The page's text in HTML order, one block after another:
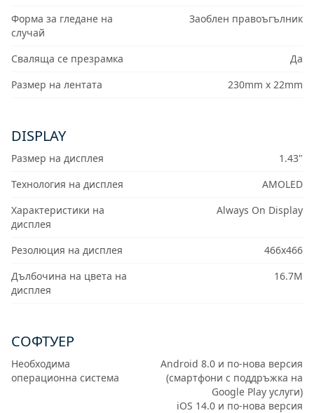
Форма за гледане на
случай
Заоблен правоъгълник
Сваляща се презрамка
Да
Размер на лентата
230mm x 22mm
DISPLAY
Размер на дисплея
1.43"
Технология на дисплея
AMOLED
Характеристики на
дисплея
Always On Display
Резолюция на дисплея
466x466
Дълбочина на цвета на
дисплея
16.7M
СОФТУЕР
Необходима
операционна система
Android 8.0 и по-нова версия
(смартфони с поддръжка на
Google Play услуги)
iOS 14.0 и по-нова версия